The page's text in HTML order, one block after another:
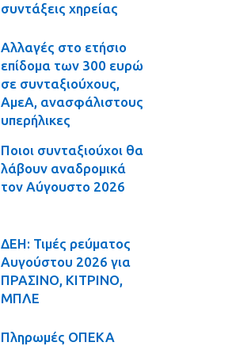
συντάξεις χηρείας
Αλλαγές στο ετήσιο
επίδομα των 300 ευρώ
σε συνταξιούχους,
ΑμεΑ, ανασφάλιστους
υπερήλικες
Ποιοι συνταξιούχοι θα
λάβουν αναδρομικά
τον Αύγουστο 2026
ΔΕΗ: Τιμές ρεύματος
Αυγούστου 2026 για
ΠΡΑΣΙΝΟ, ΚΙΤΡΙΝΟ,
ΜΠΛΕ
Πληρωμές ΟΠΕΚΑ